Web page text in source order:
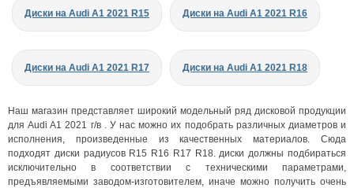
Диски на Audi A1 2021 R15 Диски на Audi A1 2021 R16
Диски на Audi A1 2021 R17 Диски на Audi A1 2021 R18
Наш магазин представляет широкий модельный ряд дисковой продукции
для Audi A1 2021 г/в . У нас можно их подобрать различных диаметров и
исполнения, произведенные из качественных материалов. Сюда
подходят диски радиусов R15 R16 R17 R18. диски должны подбираться
исключительно в соответствии с техническими параметрами,
предъявляемыми заводом-изготовителем, иначе можно получить очень